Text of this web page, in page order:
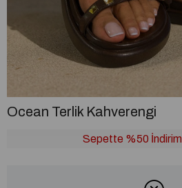
Ocean Terlik Kahverengi
Sepette %50 İndirim